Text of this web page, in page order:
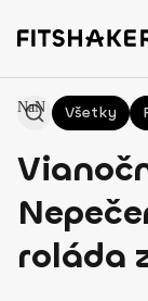
Všetky
roláda
NaN